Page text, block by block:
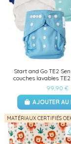
Start and Go TE2
couches lavables
99,90 €
AJOUTER AU
MATÉRIAUX CERTIFIÉS